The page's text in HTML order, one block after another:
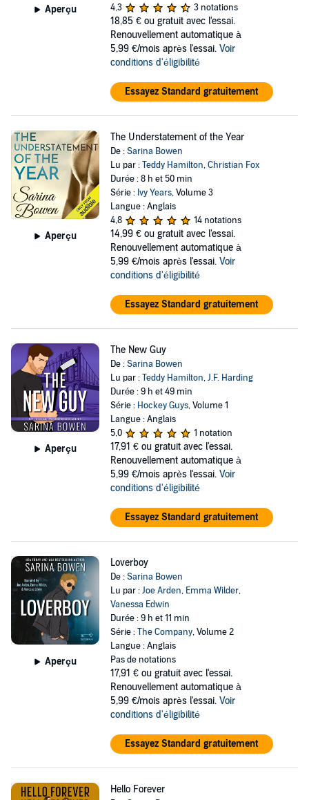
Aperçu
4,3
3 notations
18,85 € ou gratuit avec l'essai.
Renouvellement automatique à
5,99 €/mois après l'essai. Voir
conditions d'éligibilité
Essayez Standard gratuitement
Aperçu
The Understatement of the Year
De :Sarina Bowen
Lu par :Teddy Hamilton,Christian Fox
Durée : 8 h et 50 min
Série : Ivy Years, Volume 3
Langue : Anglais
4,8
14 notations
14,99 € ou gratuit avec l'essai.
Renouvellement automatique à
5,99 €/mois après l'essai. Voir
conditions d'éligibilité
Essayez Standard gratuitement
Aperçu
The New Guy
De :Sarina Bowen
Lu par :Teddy Hamilton,J.F. Harding
Durée : 9 h et 49 min
Série : Hockey Guys, Volume 1
Langue : Anglais
5,0
1 notation
17,91 € ou gratuit avec l'essai.
Renouvellement automatique à
5,99 €/mois après l'essai. Voir
conditions d'éligibilité
Essayez Standard gratuitement
Aperçu
Loverboy
De :Sarina Bowen
Lu par :Joe Arden, Emma Wilder,
Vanessa Edwin
Durée : 9 h et 11 min
Série :The Company, Volume 2
Langue : Anglais
Pas de notations
17,91 € ou gratuit avec l'essai.
Renouvellement automatique à
5,99 €/mois après l'essai. Voir
conditions d'éligibilité
Essayez Standard gratuitement
Hello Forever